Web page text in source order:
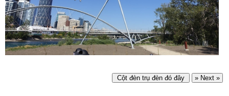
Cột đèn trụ đèn đó đây » Next »